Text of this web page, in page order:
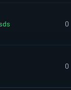
0
0